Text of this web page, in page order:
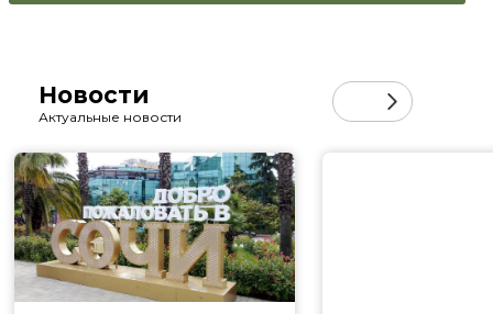
Новости
Актуальные новости